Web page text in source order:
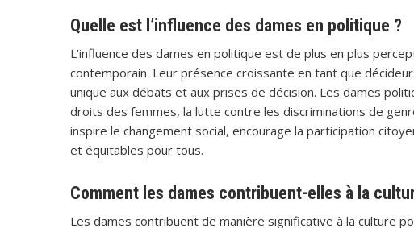
Quelle est l’influence des dames en politique ?
L’influence des dames en politique est de plus en plus
contemporain. Leur présence croissante en tant que
unique aux débats et aux prises de décision. Les dames
droits des femmes, la lutte contre les discriminations de
inspire le changement social, encourage la participation
et équitables pour tous.
Comment les dames contribuent-elles à la
Les dames contribuent de manière significative à la culture